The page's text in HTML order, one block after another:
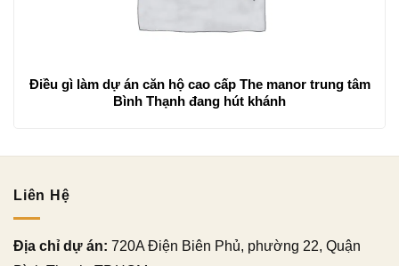
Điều gì làm dự án căn hộ cao cấp The manor trung tâm
Bình Thạnh đang hút khánh
Liên Hệ
Địa chỉ dự án: 720A Điện Biên Phủ, phường 22, Quận